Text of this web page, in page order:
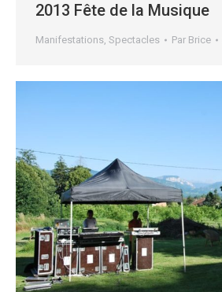
2013 Fête de la Musique
Manifestations, Spectacles Par Brice